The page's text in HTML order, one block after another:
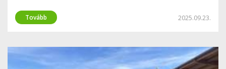
Tovább 2025.09.23.